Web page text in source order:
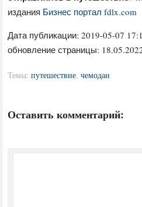
издания Бизнес портал fdlx.com
Дата публикации:2019-05-07
обновление страницы:
Темы:путешествие,чемодан
Оставить комментарий: